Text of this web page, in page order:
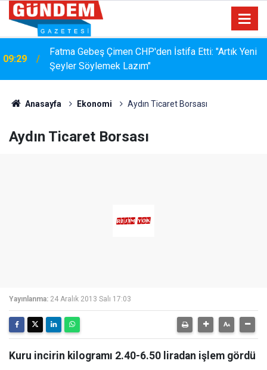
09:29
Fatma Gebeş Çimen CHP'den İstifa Etti: "Artık Yeni
Şeyler Söylemek Lazım"
Anasayfa Ekonomi Aydın Ticaret Borsası
Aydın Ticaret Borsası
Yayınlanma: 24 Aralık 2013 Salı 17:03
Kuru incirin kilogramı 2.40-6.50 liradan işlem gördü